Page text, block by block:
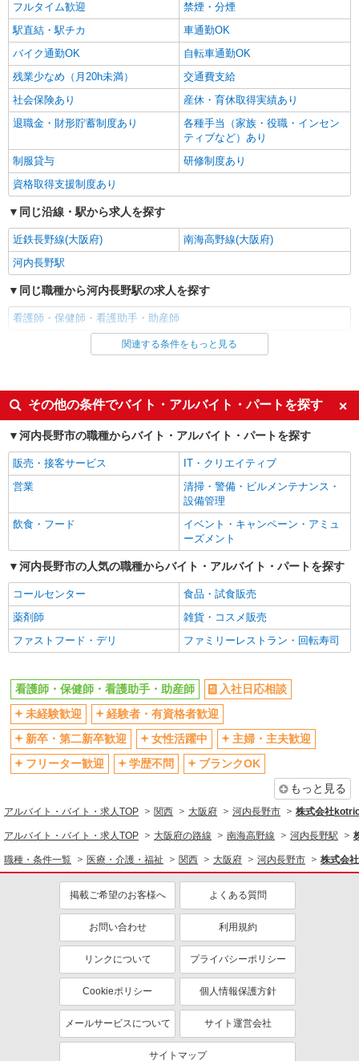
フルタイム歓迎
禁煙・分煙
駅直結・駅チカ
車通勤OK
バイク通勤OK
自転車通勤OK
残業少なめ（月20h未満）
交通費支給
社会保険あり
産休・育休取得実績あり
退職金・財形貯蓄制度あり
各種手当（家族・役職・インセン
ティブなど）あり
制服貸与
研修制度あり
資格取得支援制度あり
同じ沿線・駅から求人を探す
近鉄長野線(大阪府)
南海高野線(大阪府)
河内長野駅
同じ職種から河内長野駅の求人を探す
看護師・保健師・看護助手・助産師
同じ雇用形態から河内長野駅の求人を探す
同じ特徴から河内長野駅の求人を探す
入社日応相談
未経験歓迎
経験者・有資格者歓迎
新卒・第二新卒歓迎
女性活躍中
主婦・主夫歓迎
学歴不問
ブランクOK
ミドル（40代～）活躍中
シニア（60代～）活躍中
高収入・高額
ボーナス・賞与あり
昇給あり
完全週休2日制
フルタイム歓迎
禁煙・分煙
駅直結・駅チカ
車通勤OK
残業少なめ（月20h未満）
交通費支給
社会保険あり
産休・育休取得実績あり
退職金・財形貯蓄制度あり
各種手当（家族・役職・インセン
ティブなど）あり
制服貸与
研修制度あり
同じ職種から求人を探す
看護師・保健師・看護助手・助産師
同じ特徴から求人を探す
ミドル（40代～）活躍中
ボーナス・賞与あり
交通費支給
社会保険あり
産休・育休取得実績あり
関連する条件をもっと見る
その他の条件でバイト・アルバイト・パートを探す
河内長野市の職種からバイト・アルバイト・パートを探す
販売・接客サービス
IT・クリエイティブ
営業
清掃・警備・ビルメンテナンス・
設備管理
飲食・フード
イベント・キャンペーン・アミュ
ーズメント
河内長野市の人気の職種からバイト・アルバイト・パートを探す
コールセンター
食品・試食販売
薬剤師
雑貨・コスメ販売
ファストフード・デリ
ファミリーレストラン・回転寿司
看護師・保健師・看護助手・助産師
入社日応相談
未経験歓迎
経験者・有資格者歓迎
新卒・第二新卒歓迎
女性活躍中
主婦・主夫歓迎
フリーター歓迎
学歴不問
ブランクOK
もっと見る
アルバイト・バイト・求人TOP 関西 大阪府 河内長野市 株式会社
アルバイト・バイト・求人TOP 大阪府の路線 南海高野線 河内長野駅
職種・条件一覧 医療・介護・福祉 関西 大阪府 河内長野市 株式会
掲載ご希望のお客様へ よくある質問
お問い合わせ 利用規約
リンクについて プライバシーポリシー
Cookieポリシー 個人情報保護方針
メールサービスについて サイト運営会社
サイトマップ